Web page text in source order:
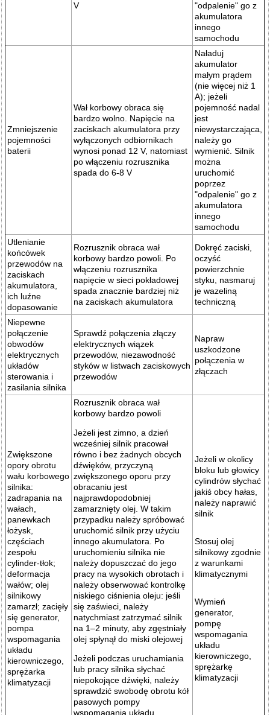
V
"odpalenie" go z
akumulatora
innego
samochodu
Zmniejszenie
pojemności
baterii
Wał korbowy obraca się
bardzo wolno. Napięcie na
zaciskach akumulatora przy
wyłączonych odbiornikach
wynosi ponad 12 V, natomiast
po włączeniu rozrusznika
spada do 6-8 V
Naładuj
akumulator
małym prądem
(nie więcej niż 1
A); jeżeli
pojemność nadal
jest
niewystarczająca,
należy go
wymienić. Silnik
można
uruchomić
poprzez
"odpalenie" go z
akumulatora
innego
samochodu
Utlenianie
końcówek
przewodów na
zaciskach
akumulatora,
ich luźne
dopasowanie
Rozrusznik obraca wał
korbowy bardzo powoli. Po
włączeniu rozrusznika
napięcie w sieci pokładowej
spada znacznie bardziej niż
na zaciskach akumulatora
Dokręć zaciski,
oczyść
powierzchnie
styku, nasmaruj
je wazeliną
techniczną
Niepewne
połączenie
obwodów
elektrycznych
układów
sterowania i
zasilania silnika
Sprawdź połączenia złączy
elektrycznych wiązek
przewodów, niezawodność
styków w listwach zaciskowych
przewodów
Napraw
uszkodzone
połączenia w
złączach
Zwiększone
opory obrotu
wału korbowego
silnika:
zadrapania na
wałach,
panewkach
łożysk,
częściach
zespołu
cylinder-tłok;
deformacja
wałów; olej
silnikowy
zamarzł; zacięły
się generator,
pompa
wspomagania
układu
kierowniczego,
sprężarka
klimatyzacji
Rozrusznik obraca wał
korbowy bardzo powoli
Jeżeli jest zimno, a dzień
wcześniej silnik pracował
równo i bez żadnych obcych
dźwięków, przyczyną
zwiększonego oporu przy
obracaniu jest
najprawdopodobniej
zamarznięty olej. W takim
przypadku należy spróbować
uruchomić silnik przy użyciu
innego akumulatora. Po
uruchomieniu silnika nie
należy dopuszczać do jego
pracy na wysokich obrotach i
należy obserwować kontrolkę
niskiego ciśnienia oleju: jeśli
się zaświeci, należy
natychmiast zatrzymać silnik
na 1–2 minuty, aby zgęstniały
olej spłynął do miski olejowej
Jeżeli podczas uruchamiania
lub pracy silnika słychać
niepokojące dźwięki, należy
sprawdzić swobodę obrotu kół
pasowych pompy
wspomagania układu
Jeżeli w okolicy
bloku lub głowicy
cylindrów słychać
jakiś obcy hałas,
należy naprawić
silnik
Stosuj olej
silnikowy zgodnie
z warunkami
klimatycznymi
Wymień
generator,
pompę
wspomagania
układu
kierowniczego,
sprężarkę
klimatyzacji